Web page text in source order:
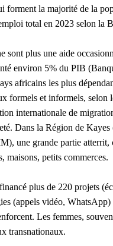
forment la majorité de la
total en 2023 selon la
sont plus une aide
environ 5% du PIB
africains les plus
formels et informels, selon
internationale de
Dans la Région de
une grande partie atterrit,
maisons, petits commerces.
plus de 220 projets
(appels vidéo,
Les femmes,
transnationaux.